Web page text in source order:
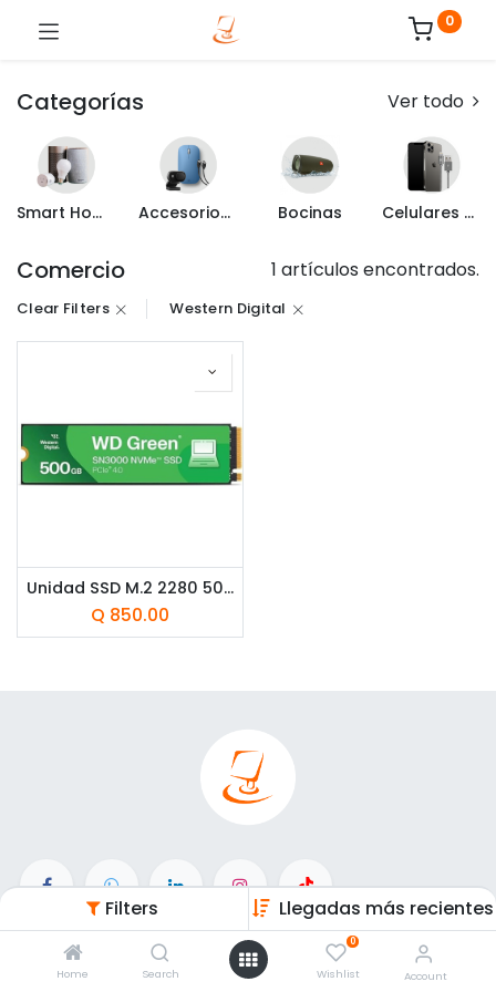
Filters Llegadas más recientes
Home Search
0
Wishlist Account
0
Categorías Ver todo
Smart Home Accesorios de Computo Bocinas Celulares y Mas
Comercio 1 artículos encontrados.
Clear Filters Western Digital
Unidad SSD M.2 2280 500GB Western Digital Green SN3000 NVMe PCIe Gen4 x4 5000 MB/s
Q 850.00
Enlaces de Interés